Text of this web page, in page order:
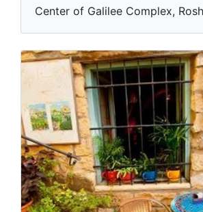
Center of Galilee Complex,